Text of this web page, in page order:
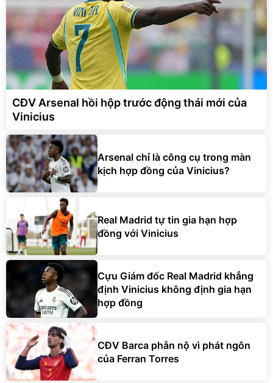
CĐV Arsenal hồi hộp trước động thái mới của
Vinicius
Arsenal chỉ là công cụ trong màn
kịch hợp đồng của Vinicius?
Real Madrid tự tin gia hạn hợp
đồng với Vinicius
Cựu Giám đốc Real Madrid khẳng
định Vinicius không định gia hạn
hợp đồng
CĐV Barca phẫn nộ vì phát ngôn
của Ferran Torres